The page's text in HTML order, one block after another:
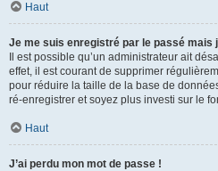
Haut
Je me suis enregistré par le passé mais
Il est possible qu’un administrateur ait
effet, il est courant de supprimer
pour réduire la taille de la base de
ré-enregistrer et soyez plus investi sur le
Haut
J’ai perdu mon mot de passe !